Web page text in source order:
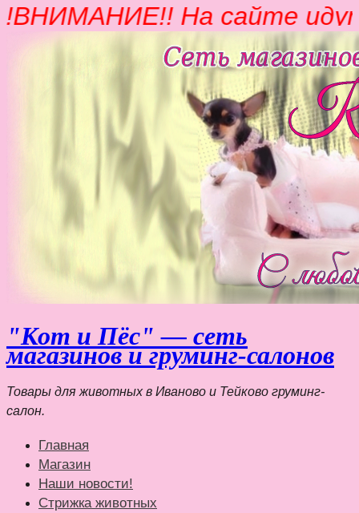
На сайте идут
"Кот и Пёс" — сеть
магазинов и груминг-салонов
Товары для животных в Иваново и Тейково груминг-
салон.
Главная
Магазин
Наши новости!
Стрижка животных